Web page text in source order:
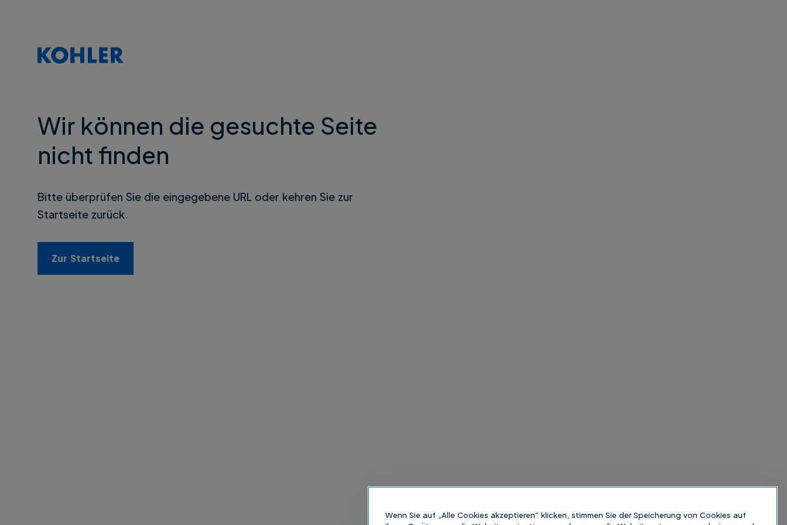
Wir können die gesuchte Seite
nicht finden
Bitte überprüfen Sie die eingegebene URL oder kehren Sie zur
Startseite zurück.
Zur Startseite
Wenn Sie auf „Alle Cookies akzeptieren“ klicken, stimmen Sie der Speicherung von Cookies auf